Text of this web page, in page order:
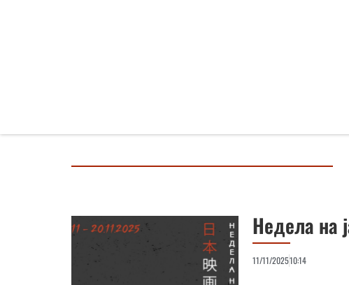
Недела на
11/11/202510:14